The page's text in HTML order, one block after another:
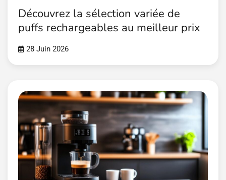
Découvrez la sélection variée de
puffs rechargeables au meilleur prix
28 Juin 2026